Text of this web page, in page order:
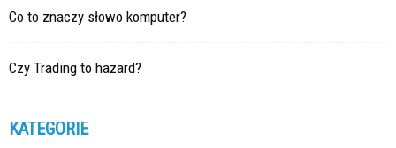
Co to znaczy słowo komputer?
Czy Trading to hazard?
KATEGORIE